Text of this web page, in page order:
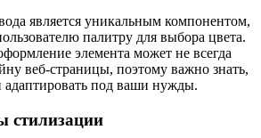
является уникальным компонентом,
палитру для выбора цвета.
элемента может не всегда
веб-страницы, поэтому важно знать,
адаптировать под ваши нужды.
стилизации